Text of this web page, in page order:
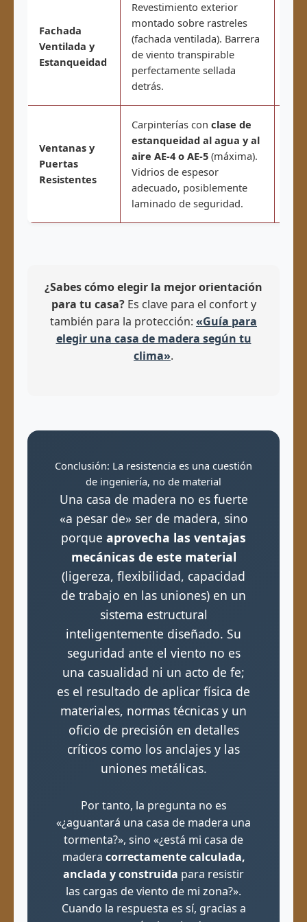
Fachada
Ventilada y
Estanqueidad
Revestimiento exterior
montado sobre rastreles
(fachada ventilada). Barrera
de viento transpirable
perfectamente sellada
detrás.
Ventanas y
Puertas
Resistentes
Carpinterías con clase de
estanqueidad al agua y al
aire AE-4 o AE-5 (máxima).
Vidrios de espesor
adecuado, posiblemente
laminado de seguridad.
¿Sabes cómo elegir la mejor orientación
para tu casa?Es clave para el confort y
también para la protección: «Guía para
elegir una casa de madera según tu
clima».
Conclusión: La resistencia es una cuestión
de ingeniería, no de material
Una casa de madera no es fuerte
«a pesar de» ser de madera, sino
porque aprovecha las ventajas
mecánicas de este material
(ligereza, flexibilidad, capacidad
de trabajo en las uniones) en un
sistema estructural
inteligentemente diseñado. Su
seguridad ante el viento no es
una casualidad ni un acto de fe;
es el resultado de aplicar física de
materiales, normas técnicas y un
oficio de precisión en detalles
críticos como los anclajes y las
uniones metálicas.
Por tanto, la pregunta no es
«¿aguantará una casa de madera una
tormenta?», sino «¿está mi casa de
madera correctamente calculada,
anclada y construida para resistir
las cargas de viento de mi zona?».
Cuando la respuesta es sí, gracias a